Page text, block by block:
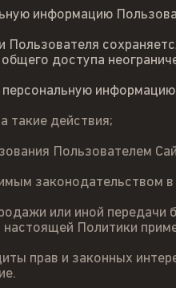
информацию
доступа
такие действия;
Пользователем
законодательством
или иной
Политики
прав и законных